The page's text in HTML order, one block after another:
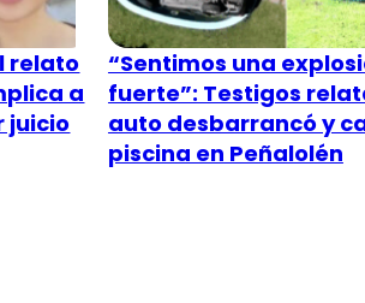
relato
a
juicio
“Sentimos una
fuerte”: Testigos
auto desbarrancó y
piscina en Peñalolén